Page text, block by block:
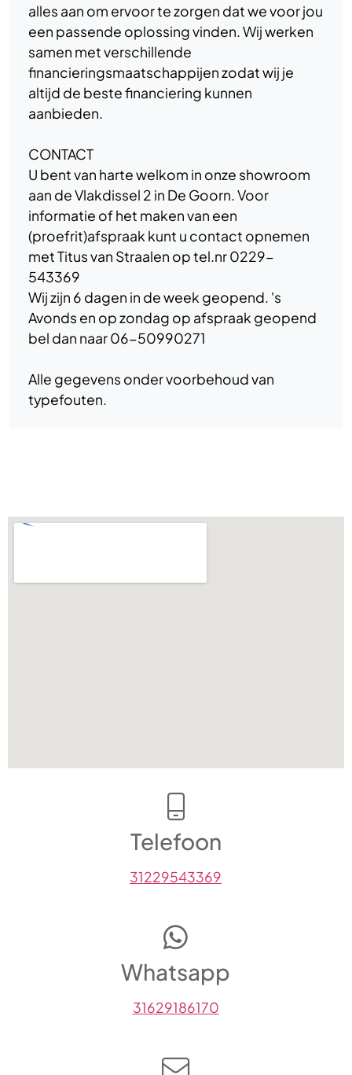
alles aan om ervoor te zorgen dat we voor jou
een passende oplossing vinden. Wij werken
samen met verschillende
financieringsmaatschappijen zodat wij je
altijd de beste financiering kunnen
aanbieden.
CONTACT
U bent van harte welkom in onze showroom
aan de Vlakdissel 2 in De Goorn. Voor
informatie of het maken van een
(proefrit)afspraak kunt u contact opnemen
met Titus van Straalen op tel.nr 0229-
543369
Wij zijn 6 dagen in de week geopend. 's
Avonds en op zondag op afspraak geopend
bel dan naar 06-50990271
Alle gegevens onder voorbehoud van
typefouten.
Telefoon
31229543369
Whatsapp
31629186170